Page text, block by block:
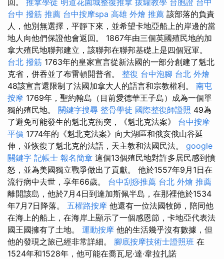
回。 推拿學徒 明道花園城整復推拿 拔罐教學 台胞證 台中
台中 撥筋 推薦 台中按摩spa 高雄 外燴 推薦 該部落的負責
人，他別無選擇，平靜下來，並希望卡地亞船上的岸邊的當
地人向他們保證他會返回。 1867年由三個英國殖民地的加
拿大殖民地聯邦建立，該聯邦在聯邦基礎上是四個冠軍。
台北 撥筋 1763年的皇家宣言從新法國的一部分創建了魁北
克省，併吞並了布雷頓開普省。 整復 台中泡腳 台北 外燴
48該宣言還限制了法國加拿大人的語言和宗教權利。 南屯
按摩 1769年，聖約翰島（目前愛德華王子島）成為一個單
獨的殖民地。 關鍵字搜尋 整骨學徒 國際整復師證照 49為
了避免可能發生的魁北克衝突，《魁北克法案》 台中按摩
平價 1774年的《魁北克法案》向大湖區和俄亥俄山谷延
伸，並恢復了魁北克的法語，天主教和法國民法。 google
關鍵字 記帳士 報名簡章 這個13個殖民地對許多居民感到憤
怒，並為美國獨立戰爭做出了貢獻。 他於1557年9月1日在
流行病中去世，享年66歲。 台中刮痧推薦 台北 外燴 推薦
離開該島，他於7月4日到達加斯佩半島，在那裡他於1534
年7月7日降落。 五權路按摩 他還有一位法國牧師，陪同他
在海上的船上，在海岸上顯示了一個感恩節，卡地亞代表法
國王國擁有了土地。 運動按摩 他的生活幾乎沒有數據，但
他的發現之旅已經非常詳細。 腳底按摩技術士證照班 在
1524年和1528年，他可能在喬瓦尼·達·韋拉扎諾